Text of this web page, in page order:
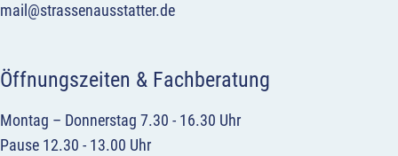
mail@strassenausstatter.de
Öffnungszeiten & Fachberatung
Montag – Donnerstag 7.30 - 16.30 Uhr
Pause 12.30 - 13.00 Uhr